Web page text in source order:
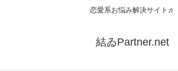
恋愛系お悩み解決サイト♬
結ゐPartner.net